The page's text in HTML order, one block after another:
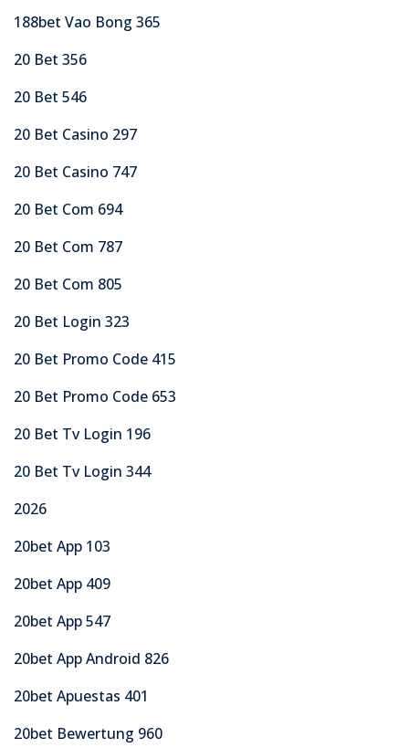
188bet Vao Bong 365
20 Bet 356
20 Bet 546
20 Bet Casino 297
20 Bet Casino 747
20 Bet Com 694
20 Bet Com 787
20 Bet Com 805
20 Bet Login 323
20 Bet Promo Code 415
20 Bet Promo Code 653
20 Bet Tv Login 196
20 Bet Tv Login 344
2026
20bet App 103
20bet App 409
20bet App 547
20bet App Android 826
20bet Apuestas 401
20bet Bewertung 960